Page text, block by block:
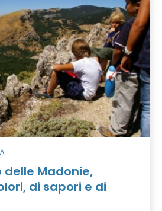
delle Madonie,
di sapori e di